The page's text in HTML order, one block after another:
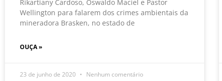
Rikartiany Cardoso, Oswaldo Maciel e Pastor
Wellington para falarem dos crimes ambientais da
mineradora Brasken, no estado de
OUÇA »
23 de junho de 2020 Nenhum comentário